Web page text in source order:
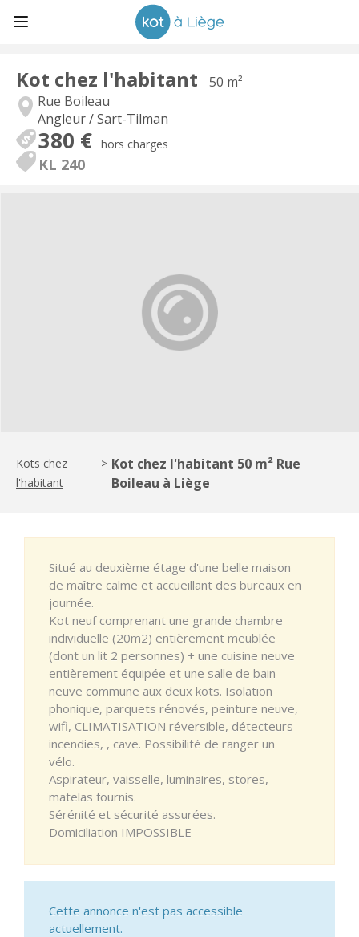
Kot chez l'habitant
50 m²
Rue Boileau
Angleur / Sart-Tilman
380 € hors charges
KL 240
Kots chez
l'habitant
> Kot chez l'habitant 50 m² Rue
Boileau à Liège
Situé au deuxième étage d'une belle maison
de maître calme et accueillant des bureaux en
journée.
Kot neuf comprenant une grande chambre
individuelle (20m2) entièrement meublée
(dont un lit 2 personnes) + une cuisine neuve
entièrement équipée et une salle de bain
neuve commune aux deux kots. Isolation
phonique, parquets rénovés, peinture neuve,
wifi, CLIMATISATION réversible, détecteurs
incendies, , cave. Possibilité de ranger un
vélo.
Aspirateur, vaisselle, luminaires, stores,
matelas fournis.
Sérénité et sécurité assurées.
Domiciliation IMPOSSIBLE
Cette annonce n'est pas accessible
actuellement.